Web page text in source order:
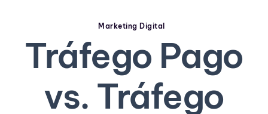
Marketing Digital
Tráfego Pago
vs. Tráfego